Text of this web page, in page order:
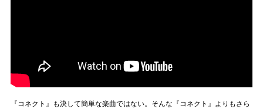
『コネクト』も決して簡単な楽曲ではない。そんな『コネクト』よりもさら